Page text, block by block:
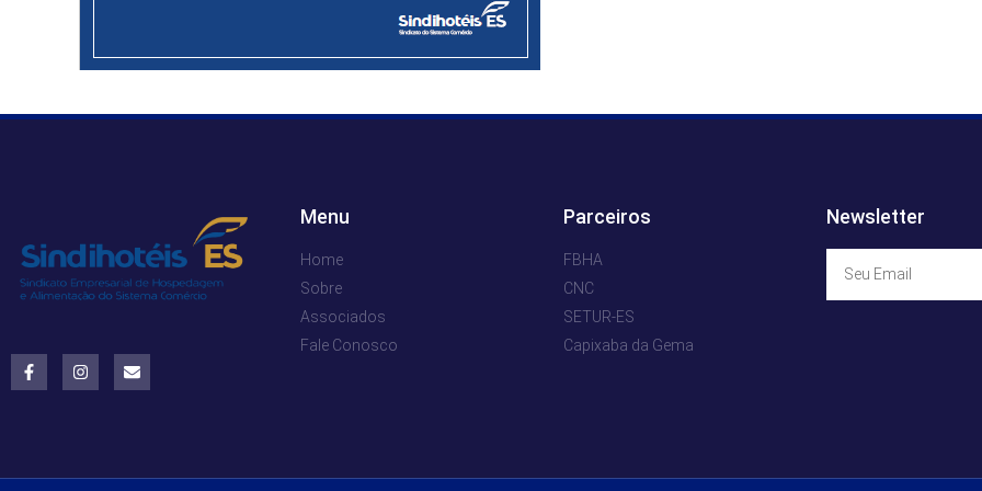
Menu
Home
Sobre
Associados
Fale Conosco
Parceiros
FBHA
CNC
SETUR-ES
Capixaba da Gema
Newsletter